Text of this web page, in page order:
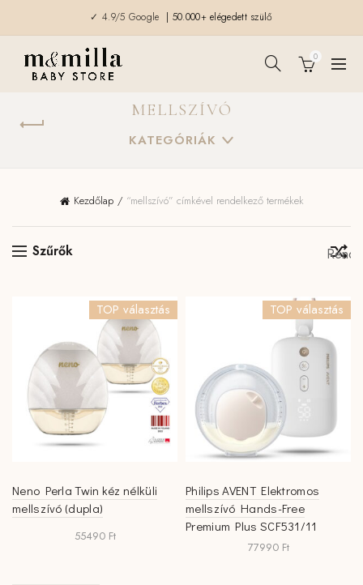
✓ 4.9/5 Google | 50.000+ elégedett szülő
0
MELLSZÍVÓ
KATEGÓRIÁK
Kezdőlap “mellszívó” címkével rendelkező termékek
Szűrők
TOP választás
Neno Perla Twin kéz nélküli
mellszívó (dupla)
55490 Ft
TOP választás
Philips AVENT Elektromos
mellszívó Hands-Free
Premium Plus SCF531/11
77990 Ft